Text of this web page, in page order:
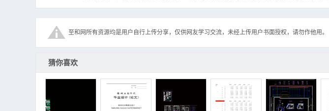
YZY400.06-01.dwg--点击预览
毕业设计论文
YZY400全液压静力压桩机的横向行走及回
转机构设计.doc--点击预览
至和网所有资源均是用户自行上传分享，仅供网友学习交流，未经上传用户书面授权，请勿作他用。
猜你喜欢